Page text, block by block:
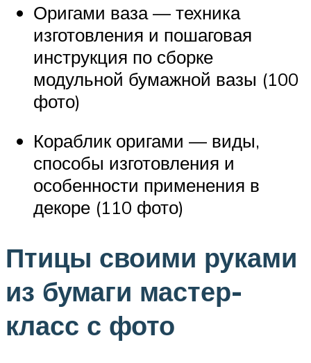
Оригами ваза — техника
изготовления и пошаговая
инструкция по сборке
модульной бумажной вазы (100
фото)
Кораблик оригами — виды,
способы изготовления и
особенности применения в
декоре (110 фото)
Птицы своими руками
из бумаги мастер-
класс с фото